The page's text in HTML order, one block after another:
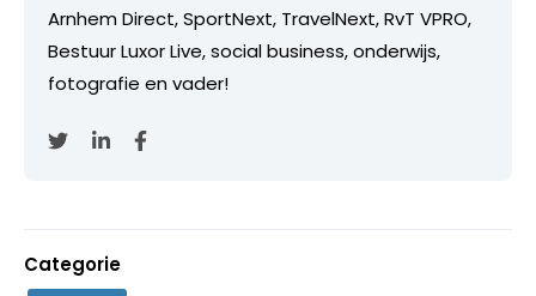
Arnhem Direct, SportNext, TravelNext, RvT VPRO,
Bestuur Luxor Live, social business, onderwijs,
fotografie en vader!
Categorie